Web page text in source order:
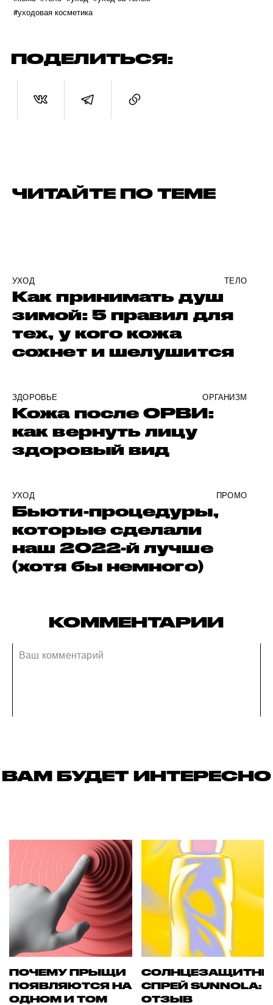
#уходовая косметика
ПОДЕЛИТЬСЯ:
ЧИТАЙТЕ ПО ТЕМЕ
УХОД ТЕЛО
Как принимать душ
зимой: 5 правил для
тех, у кого кожа
сохнет и шелушится
ЗДОРОВЬЕ ОРГАНИЗМ
Кожа после ОРВИ:
как вернуть лицу
здоровый вид
УХОД ПРОМО
Бьюти-процедуры,
которые сделали
наш 2022-й лучше
(хотя бы немного)
КОММЕНТАРИИ
ВАМ БУДЕТ ИНТЕРЕСНО
ПОЧЕМУ ПРЫЩИ
ПОЯВЛЯЮТСЯ НА
ОДНОМ И ТОМ
СПРЕЙ SUNNOLA:
ОТЗЫВ